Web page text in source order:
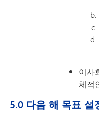
이사
체적
5.0 다음 해 목표 설